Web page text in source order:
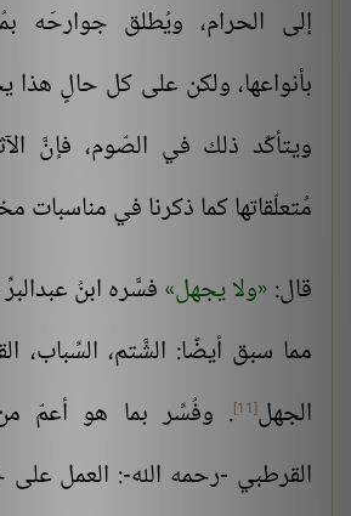
إلى الحرام، ويُطلق جوارحَه
بأنواعها، ولكن على كل حالٍ هذا
ويتأكّد ذلك في الصّوم، فإنَّ
مُتعلّقاتها كما ذكرنا في مناسبات
قال: ولا يجهل فسَّره ابنُ
مما سبق أيضًا: الشَّتم، السِّباب،
الجهل[11]
. وفُسِّر بما هو أعمّ
القرطبي -رحمه الله-: العمل